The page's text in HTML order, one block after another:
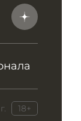
18+